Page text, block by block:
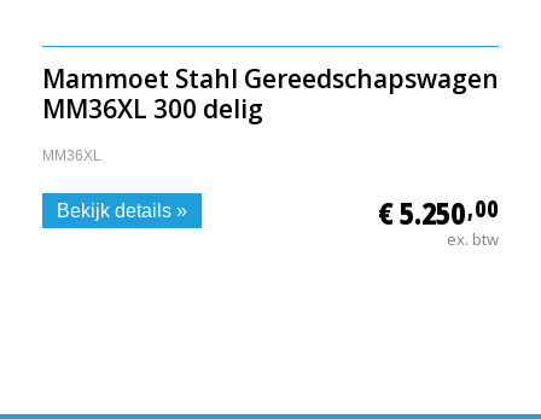
Mammoet Stahl Gereedschapswagen
MM36XL 300 delig
MM36XL
€ 5.250,00
ex. btw
Bekijk details »